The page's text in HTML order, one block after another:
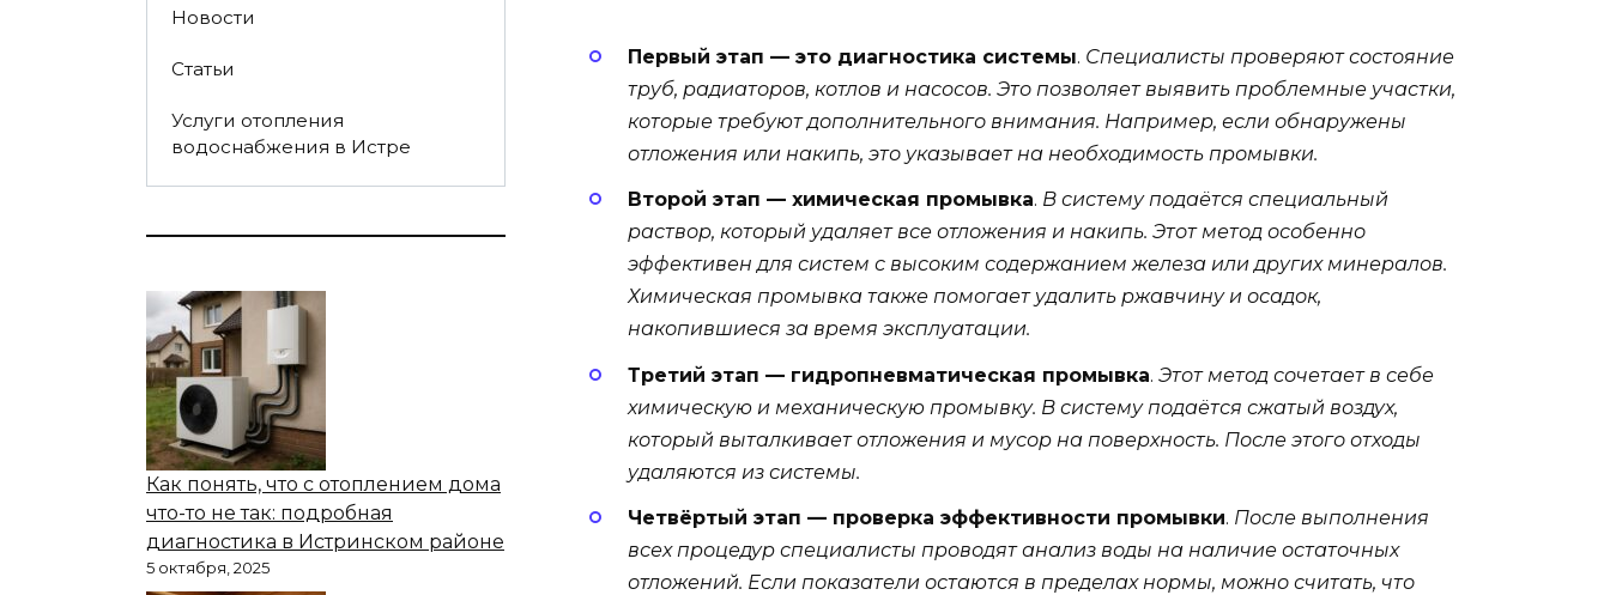
Первый этап — это диагностика системы. Специалисты проверяют состояние
труб, радиаторов, котлов и насосов. Это позволяет выявить проблемные участки,
которые требуют дополнительного внимания. Например, если обнаружены
отложения или накипь, это указывает на необходимость промывки.
Второй этап — химическая промывка. В систему подаётся специальный
раствор, который удаляет все отложения и накипь. Этот метод особенно
эффективен для систем с высоким содержанием железа или других минералов.
Химическая промывка также помогает удалить ржавчину и осадок,
накопившиеся за время эксплуатации.
Третий этап — гидропневматическая промывка. Этот метод сочетает в себе
химическую и механическую промывку. В систему подаётся сжатый воздух,
который выталкивает отложения и мусор на поверхность. После этого отходы
удаляются из системы.
Четвёртый этап — проверка эффективности промывки. После выполнения
всех процедур специалисты проводят анализ воды на наличие остаточных
отложений. Если показатели остаются в пределах нормы, можно считать, что
Новости
Статьи
Услуги отопления
водоснабжения в Истре
Как понять, что с отоплением дома
что-то не так: подробная
диагностика в Истринском районе
5 октября, 2025